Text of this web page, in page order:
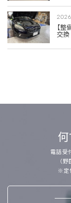
【
交換
電話
（
※定